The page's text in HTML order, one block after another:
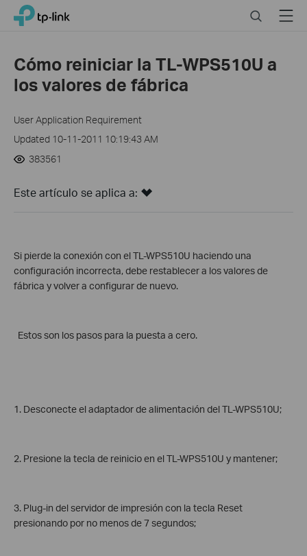
Click
navigation
TP-Link, Reliably Smart SearchMenu
Cómo reiniciar la TL-WPS510U a
los valores de fábrica
User Application Requirement
Updated 10-11-2011 10:19:43 AM
383561
Este artículo se aplica a:
Si pierde la conexión con el TL-WPS510U haciendo una
configuración incorrecta, debe restablecer a los valores de
fábrica y volver a configurar de nuevo.
Estos son los pasos para la puesta a cero.
1. Desconecte el adaptador de alimentación del TL-WPS510U;
2. Presione la tecla de reinicio en el TL-WPS510U y mantener;
3. Plug-in del servidor de impresión con la tecla Reset
presionando por no menos de 7 segundos;